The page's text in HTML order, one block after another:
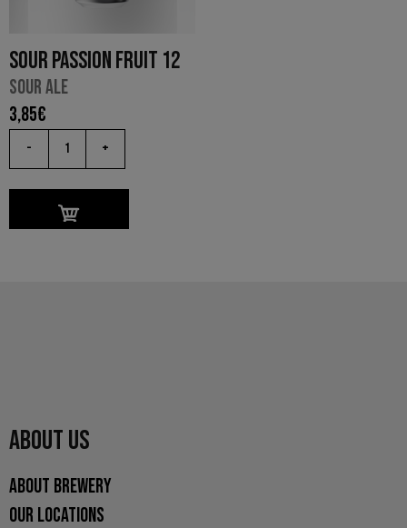
SOUR PASSION FRUIT 12
SOUR ALE
3,85€
- +
ABOUT US
ABOUT BREWERY
OUR LOCATIONS